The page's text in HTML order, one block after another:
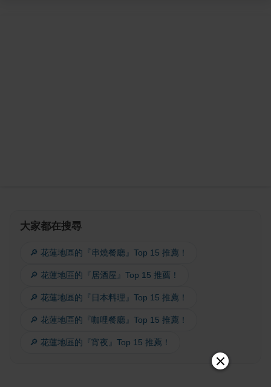
大家都在搜尋
🔎 花蓮地區的『串燒餐廳』Top 15 推薦！
🔎 花蓮地區的『居酒屋』Top 15 推薦！
🔎 花蓮地區的『日本料理』Top 15 推薦！
🔎 花蓮地區的『咖哩餐廳』Top 15 推薦！
🔎 花蓮地區的『宵夜』Top 15 推薦！